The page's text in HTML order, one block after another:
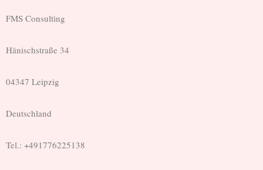
FMS Consulting
Hänischstraße 34
04347 Leipzig
Deutschland
Tel.: +491776225138